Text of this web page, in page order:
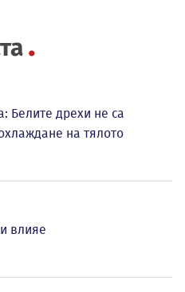
Белите дрехи не са
на тялото
влияе